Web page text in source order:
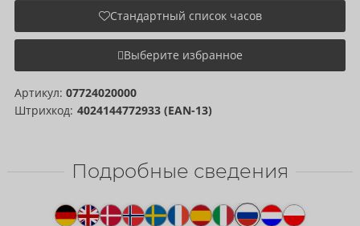
Стандартный список часов
Выберите избранное
Артикул: 07724020000
Штрихкод: 4024144772933 (EAN-13)
Подробные сведения